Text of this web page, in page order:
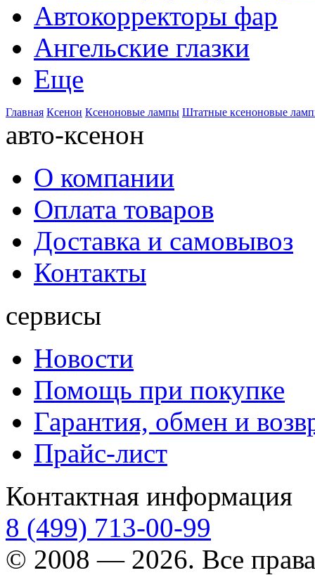
Автокорректоры фар
Ангельские глазки
Еще
Главная Ксенон Ксеноновые лампы Штатные ксеноновые
авто-ксенон
О компании
Оплата товаров
Доставка и самовывоз
Контакты
сервисы
Новости
Помощь при покупке
Гарантия, обмен и
Прайс-лист
Контактная информация
8 (499) 713-00-99
© 2008 — 2026. Все